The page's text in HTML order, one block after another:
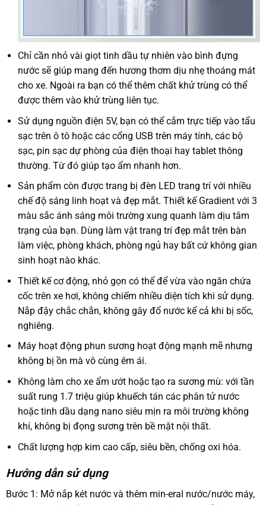
Chỉ cần nhỏ vài giọt tinh dầu tự nhiên vào bình đựng
nước sẽ giúp mang đến hương thơm dịu nhẹ thoáng mát
cho xe. Ngoài ra bạn có thể thêm chất khử trùng có thể
được thêm vào khử trùng liên tục.
Sử dụng nguồn điện 5V, bạn có thể cắm trực tiếp vào tẩu
sạc trên ô tô hoặc các cổng USB trên máy tính, các bộ
sạc, pin sạc dự phòng của điện thoại hay tablet thông
thường. Từ đó giúp tạo ẩm nhanh hơn.
Sản phẩm còn được trang bị đèn LED trang trí với nhiều
chế độ sáng linh hoạt và đẹp mắt. Thiết kế Gradient với 3
màu sắc ánh sáng môi trường xung quanh làm dịu tâm
trạng của bạn. Dùng làm vật trang trí đẹp mắt trên bàn
làm việc, phòng khách, phòng ngủ hay bất cứ không gian
sinh hoạt nào khác.
Thiết kế cơ động, nhỏ gọn có thể để vừa vào ngăn chứa
cốc trên xe hơi, không chiếm nhiều diện tích khi sử dụng.
Nắp đậy chắc chắn, không gây đổ nước kể cả khi bị sốc,
nghiêng.
Máy hoạt động phun sương hoạt động mạnh mẽ nhưng
không bị ồn mà vô cùng êm ái.
Không làm cho xe ẩm ướt hoặc tạo ra sương mù: với tần
suất rung 1.7 triệu giúp khuếch tán các phân tử nước
hoặc tinh dầu dạng nano siêu mịn ra môi trường không
khí, không bị đọng sương trên bề mặt nội thất.
Chất lượng hợp kim cao cấp, siêu bền, chống oxi hóa.
Hướng dẫn sử dụng
Bước 1: Mở nắp két nước và thêm min-eral nước/nước máy,